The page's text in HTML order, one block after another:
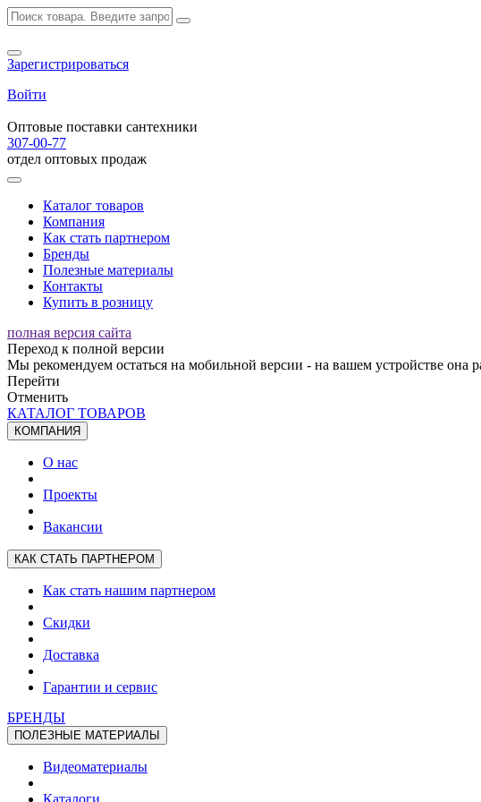
Зарегистрироваться
Войти
Оптовые поставки сантехники
307-00-77
отдел оптовых продаж
Каталог товаров
Компания
Как стать партнером
Бренды
Полезные материалы
Контакты
Купить в розницу
полная версия сайта
Переход к полной версии
Мы рекомендуем остаться на мобильной версии - на вашем устройстве она
Перейти
Отменить
КАТАЛОГ ТОВАРОВ
КОМПАНИЯ
О нас
Проекты
Вакансии
КАК СТАТЬ ПАРТНЕРОМ
Как стать нашим партнером
Скидки
Доставка
Гарантии и сервис
БРЕНДЫ
ПОЛЕЗНЫЕ МАТЕРИАЛЫ
Видеоматериалы
Каталоги